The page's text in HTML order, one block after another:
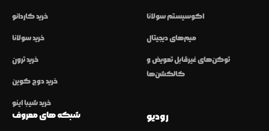
خرید کاردانو
خرید سولانا
خرید ترون
خرید دوج کوین
خرید شیبا اینو
اکوسیستم سولانا
میم‌های دیجیتال
توکن‌های غیرقابل تعویض و
کالکشن‌ها
شبکه های معروف رودیو